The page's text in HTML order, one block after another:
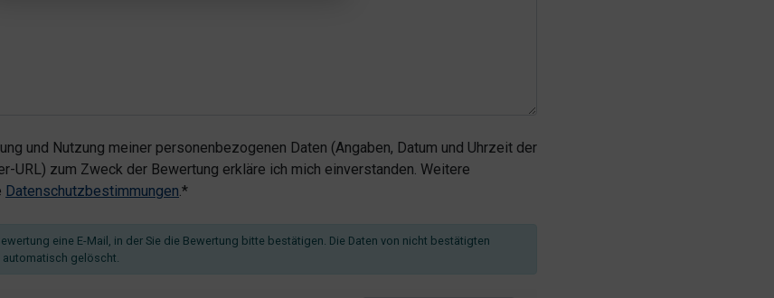
und Nutzung meiner personenbezogenen Daten (Angaben, Datum und Uhrzeit der
URL) zum Zweck der Bewertung erkläre ich mich einverstanden. Weitere
Datenschutzbestimmungen.*
eine E-Mail, in der Sie die Bewertung bitte bestätigen. Die Daten von nicht bestätigten
automatisch gelöscht.